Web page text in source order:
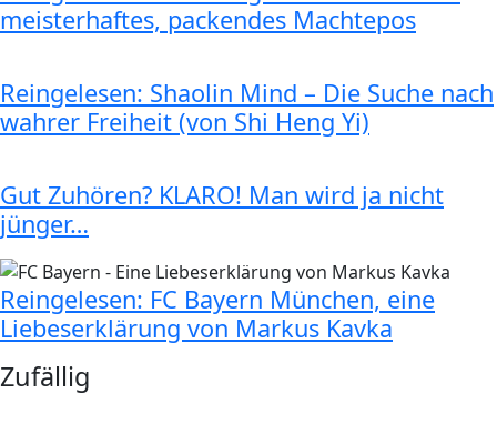
meisterhaftes, packendes Machtepos
Reingelesen: Shaolin Mind – Die Suche nach
wahrer Freiheit (von Shi Heng Yi)
Gut Zuhören? KLARO! Man wird ja nicht
jünger…
Reingelesen: FC Bayern München, eine
Liebeserklärung von Markus Kavka
Zufällig